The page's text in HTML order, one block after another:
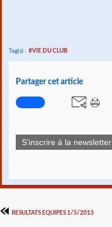
Tag(s) : #VIE DU CLUB
Partager cet article
S'inscrire à la newsletter
RESULTATS EQUIPES 1/5/2013